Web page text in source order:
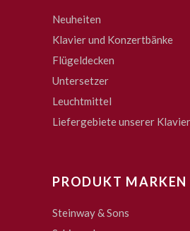
Neuheiten
Klavier und Konzertbänke
Flügeldecken
Untersetzer
Leuchtmittel
Liefergebiete unserer
PRODUKT MARKEN
Steinway & Sons